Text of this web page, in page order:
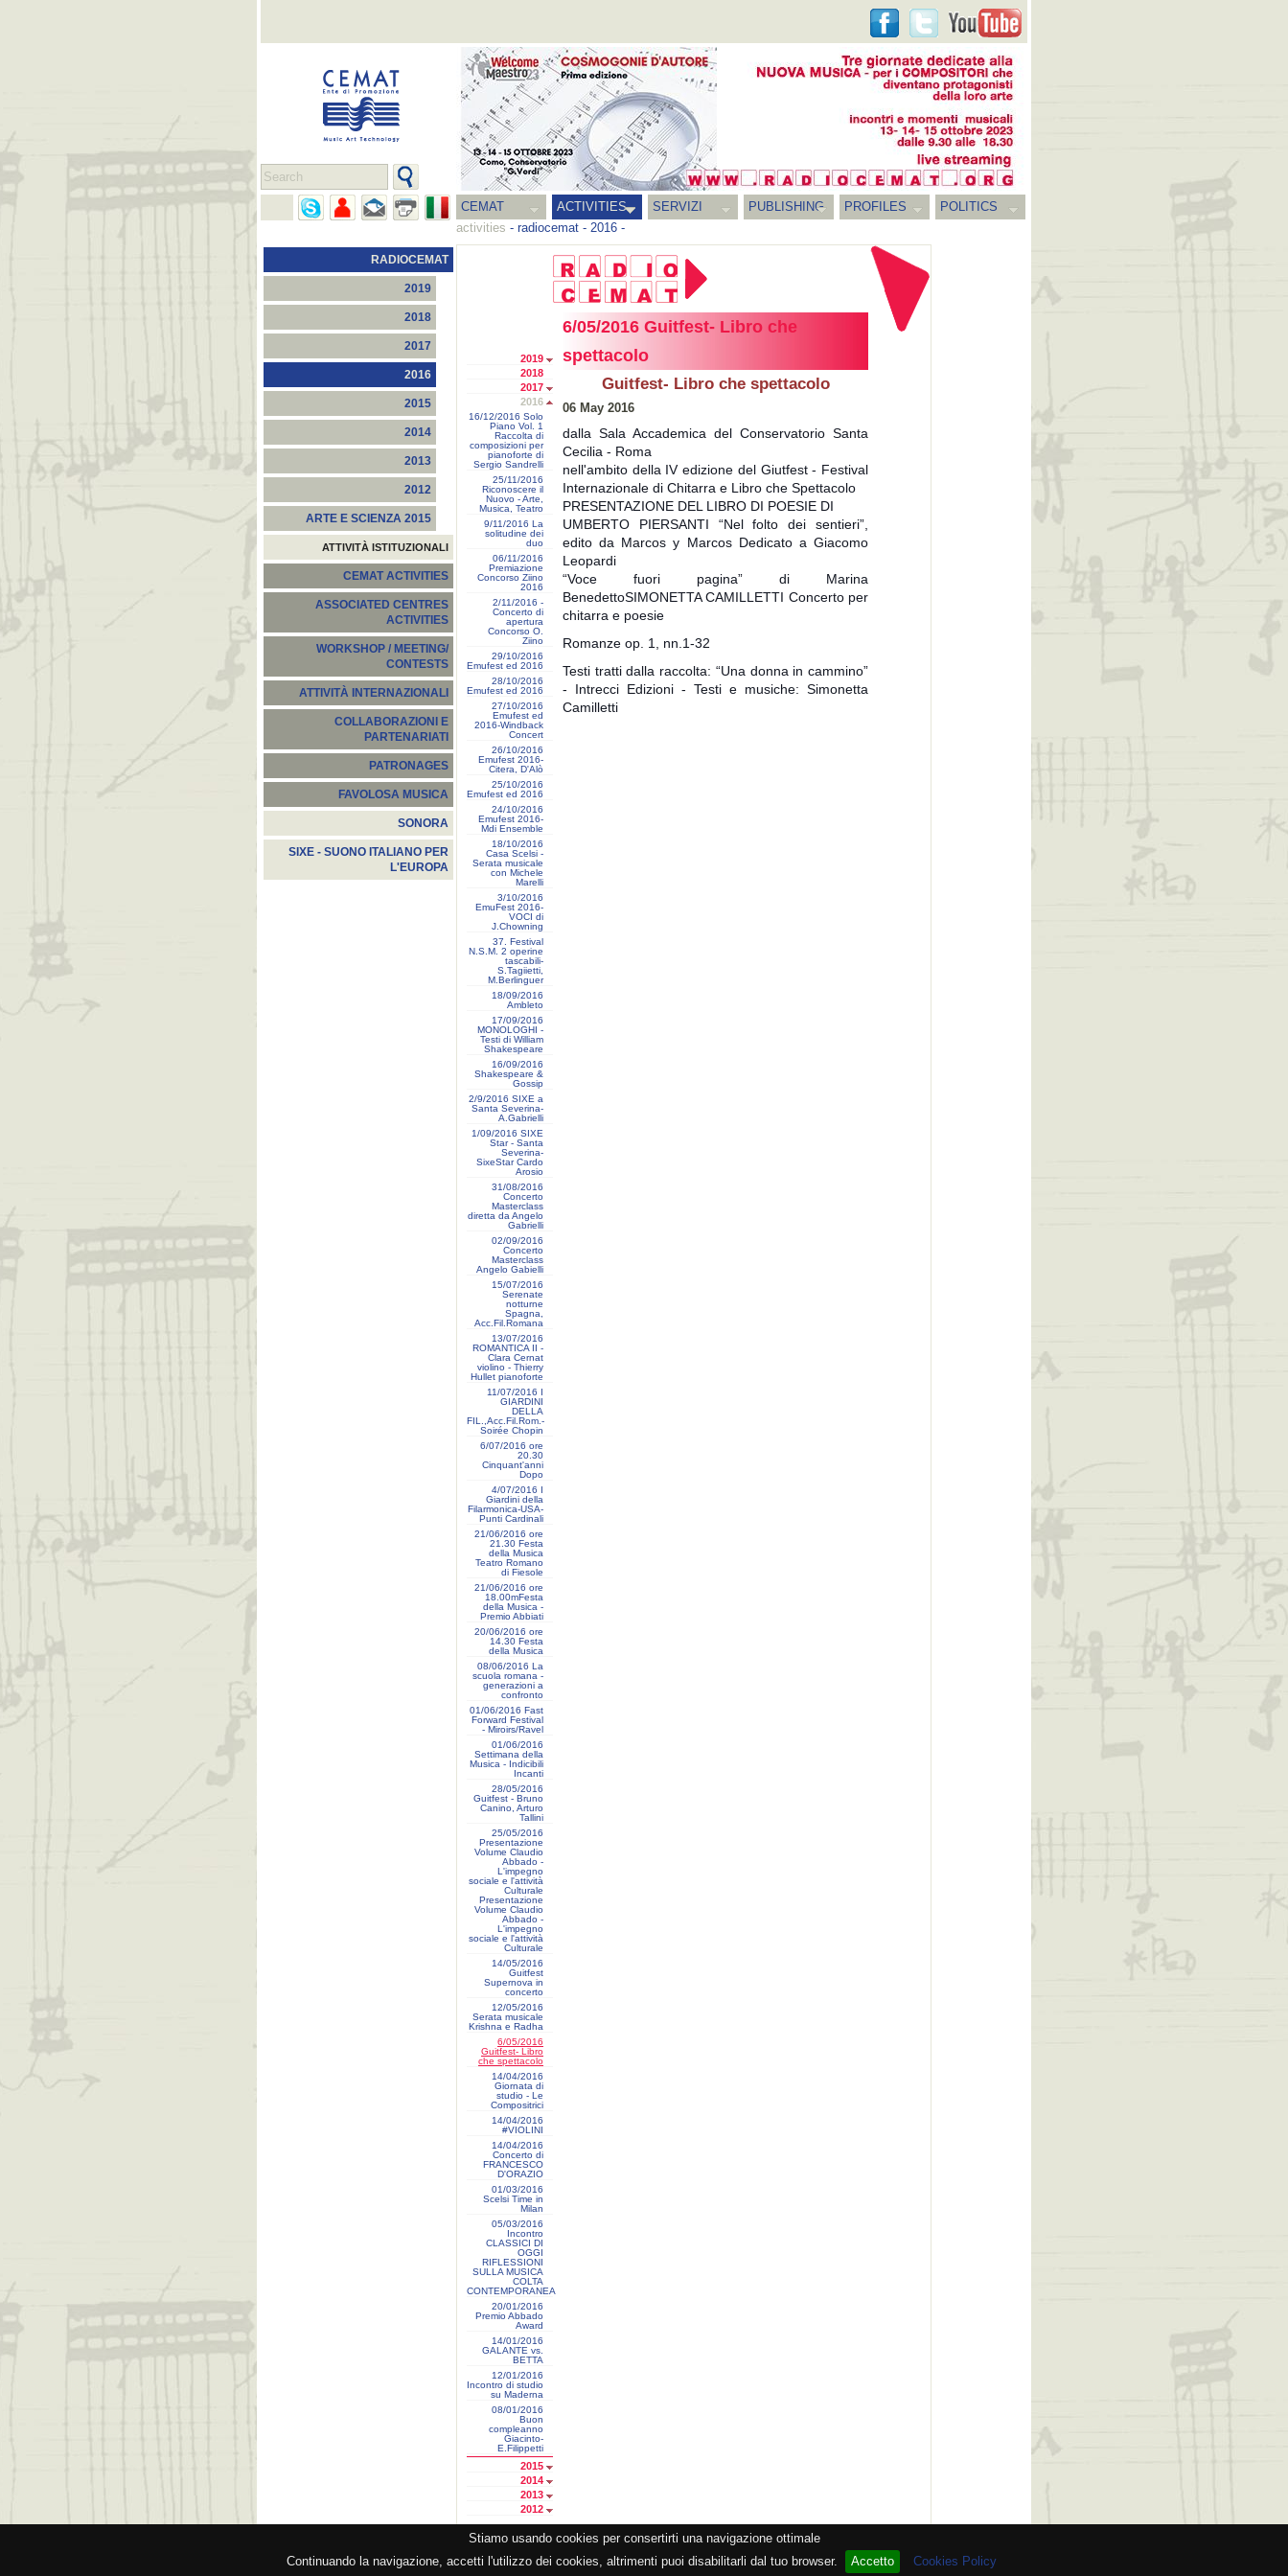
Stiamo usando cookies per consertirti una navigazione ottimale
Continuando la navigazione, accetti l'utilizzo dei cookies, altrimenti puoi disabilitarli dal tuo browser.
Accetto Cookies Policy
CEMAT ACTIVITIES SERVIZI PUBLISHING PROFILES
POLITICS
activities - radiocemat - 2016 -
RADIOCEMAT
2019
2018
2017
2016
2015
2014
2013
2012
ARTE E SCIENZA 2015
ATTIVITÀ ISTITUZIONALI
CEMAT ACTIVITIES
ASSOCIATED CENTRES
ACTIVITIES
WORKSHOP / MEETING/
CONTESTS
ATTIVITÀ INTERNAZIONALI
COLLABORAZIONI E
PARTENARIATI
PATRONAGES
FAVOLOSA MUSICA
SONORA
SIXE - SUONO ITALIANO PER
L'EUROPA
2019
2018
2017
2016
16/12/2016 Solo
Piano Vol. 1
Raccolta di
composizioni per
pianoforte di
Sergio Sandrelli
25/11/2016
Riconoscere il
Nuovo - Arte,
Musica, Teatro
9/11/2016 La
solitudine dei
duo
06/11/2016
Premiazione
Concorso Ziino
2016
2/11/2016 -
Concerto di
apertura
Concorso O.
Ziino
29/10/2016
Emufest ed 2016
28/10/2016
Emufest ed 2016
27/10/2016
Emufest ed
2016-Windback
Concert
26/10/2016
Emufest 2016-
Citera, D'Alò
25/10/2016
Emufest ed 2016
24/10/2016
Emufest 2016-
Mdi Ensemble
18/10/2016
Casa Scelsi -
Serata musicale
con Michele
Marelli
3/10/2016
EmuFest 2016-
VOCI di
J.Chowning
37. Festival
N.S.M. 2 operine
tascabili-
S.Tagiietti,
M.Berlinguer
18/09/2016
Ambleto
17/09/2016
MONOLOGHI -
Testi di William
Shakespeare
16/09/2016
Shakespeare &
Gossip
2/9/2016 SIXE a
Santa Severina-
A.Gabrielli
1/09/2016 SIXE
Star - Santa
Severina-
SixeStar Cardo
Arosio
31/08/2016
Concerto
Masterclass
diretta da Angelo
Gabrielli
02/09/2016
Concerto
Masterclass
Angelo Gabielli
15/07/2016
Serenate
notturne
Spagna,
Acc.Fil.Romana
13/07/2016
ROMANTICA II -
Clara Cernat
violino - Thierry
Hullet pianoforte
11/07/2016 I
GIARDINI
DELLA
FIL.,Acc.Fil.Rom.-
Soirée Chopin
6/07/2016 ore
20.30
Cinquant'anni
Dopo
4/07/2016 I
Giardini della
Filarmonica-USA-
Punti Cardinali
21/06/2016 ore
21.30 Festa
della Musica
Teatro Romano
di Fiesole
21/06/2016 ore
18.00mFesta
della Musica -
Premio Abbiati
20/06/2016 ore
14.30 Festa
della Musica
08/06/2016 La
scuola romana -
generazioni a
confronto
01/06/2016 Fast
Forward Festival
- Miroirs/Ravel
01/06/2016
Settimana della
Musica - Indicibili
Incanti
28/05/2016
Guitfest - Bruno
Canino, Arturo
Tallini
25/05/2016
Presentazione
Volume Claudio
Abbado -
L'impegno
sociale e l'attività
Culturale
Presentazione
Volume Claudio
Abbado -
L'impegno
sociale e l'attività
Culturale
14/05/2016
Guitfest
Supernova in
concerto
12/05/2016
Serata musicale
Krishna e Radha
6/05/2016
Guitfest- Libro
che spettacolo
14/04/2016
Giornata di
studio - Le
Compositrici
14/04/2016
#VIOLINI
14/04/2016
Concerto di
FRANCESCO
D'ORAZIO
01/03/2016
Scelsi Time in
Milan
05/03/2016
Incontro
CLASSICI DI
OGGI
RIFLESSIONI
SULLA MUSICA
COLTA
CONTEMPORANEA
20/01/2016
Premio Abbado
Award
14/01/2016
GALANTE vs.
BETTA
12/01/2016
Incontro di studio
su Maderna
08/01/2016
Buon
compleanno
Giacinto-
E.Filippetti
2015
2014
2013
2012
6/05/2016 Guitfest- Libro che
spettacolo
Guitfest- Libro che spettacolo
06 May 2016
dalla Sala Accademica del Conservatorio Santa
Cecilia - Roma
nell'ambito della IV edizione del Giutfest - Festival
Internazionale di Chitarra e Libro che Spettacolo
PRESENTAZIONE DEL LIBRO DI POESIE DI
UMBERTO PIERSANTI “Nel folto dei sentieri”,
edito da Marcos y Marcos Dedicato a Giacomo
Leopardi
“Voce fuori pagina” di Marina
BenedettoSIMONETTA CAMILLETTI Concerto per
chitarra e poesie
Romanze op. 1, nn.1-32
Testi tratti dalla raccolta: “Una donna in cammino”
- Intrecci Edizioni - Testi e musiche: Simonetta
Camilletti
- PI 05362381005 - Lic. SIAE 2552/1/2523 - Visitor # 93.963.414